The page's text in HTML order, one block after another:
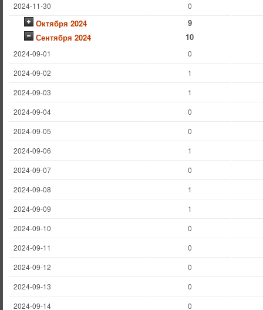
2024-11-30
0
Октября 2024
9
Сентября 2024
10
2024-09-01
0
2024-09-02
1
2024-09-03
1
2024-09-04
0
2024-09-05
0
2024-09-06
1
2024-09-07
0
2024-09-08
1
2024-09-09
1
2024-09-10
0
2024-09-11
0
2024-09-12
0
2024-09-13
0
2024-09-14
0